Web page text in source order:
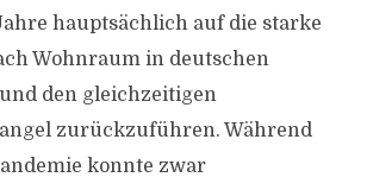
hauptsächlich auf die starke
Wohnraum in deutschen
den gleichzeitigen
zurückzuführen. Während
konnte zwar